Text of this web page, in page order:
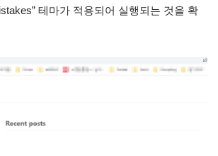
테마가 적용되어 실행되는 것을 확